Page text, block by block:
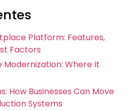
Platform: Features,
Factors
Modernization: Where It
How Businesses Can Move
Systems